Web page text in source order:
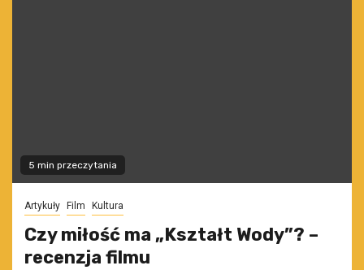
5 min przeczytania
Artykuły Film Kultura
Czy miłość ma „Kształt Wody”? –
recenzja filmu